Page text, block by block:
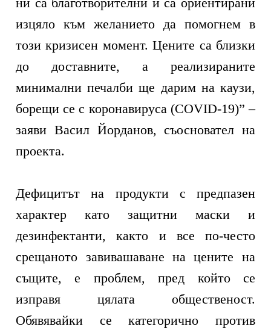
изцяло към желанието да помогнем в
този кризисен момент. Цените са близки
до доставните, а реализираните
минимални печалби ще дарим на каузи,
борещи се с коронавируса (COVID-19)” –
заяви Васил Йорданов, съосновател на
проекта.
Дефицитът на продукти с предпазен
характер като защитни маски и
дезинфектанти, както и все по-често
срещаното завивашаване на цените на
същите, е проблем, пред който се
изправя цялата общественост.
Обявявайки се категорично против